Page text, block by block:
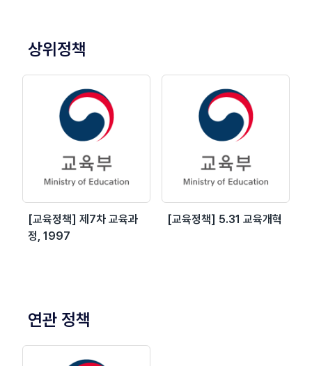
상위정책
[교육정책] 제7차 교육과
정, 1997
[교육정책] 5.31 교육개혁
연관 정책